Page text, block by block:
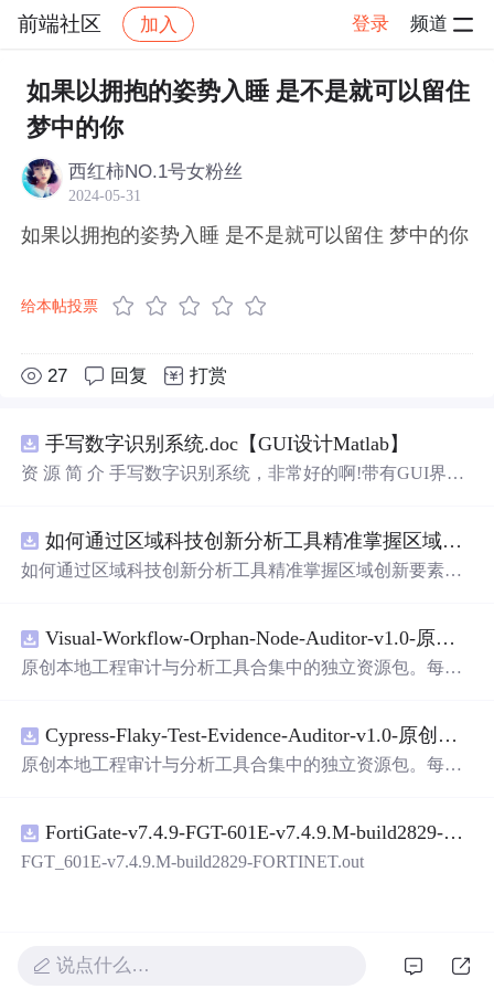
前端社区 加入 登录 频道
社区 前端社区 感慨 帖子详情
如果以拥抱的姿势入睡 是不是就可以留住
梦中的你
西红柿NO.1号女粉丝
2024-05-31
如果以拥抱的姿势入睡 是不是就可以留住 梦中的你
给本帖投票
27 回复 打赏
手写数字识别系统.doc【GUI设计Matlab】
资 源 简 介 手写数字识别系统，非常好的啊!带有GUI界
带有直观的图形用户界面（GUI），非常容易使用。你只
需要将手写数字输入系统，它将立即给出准确的识别结
是一个非常方便和实用的工具，你一定会喜欢它的！
如何通过区域科技创新分析工具精准掌握区域创新要素分布与产业链融合现状？.docx
如何通过区域科技创新分析工具精准掌握区域创新要素分
Visual-Workflow-Orphan-Node-Auditor-v1.0-原创源码与文档.zip
原创本地工程审计与分析工具合集中的独立资源包。每个
README、运行说明、功能清单、MIT License及原创与授
权声明。解压后进入project目录，执行npm test验证算法，
目源码、Logo、官方截图、论文、生产日志或其他受限素
材。适合前端开发、AI应用工程、测试审计和课程实践。
Cypress-Flaky-Test-Evidence-Auditor-v1.0-原创源码与文档.zip
原创本地工程审计与分析工具合集中的独立资源包。每个
README、运行说明、功能清单、MIT License及原创与授
权声明。解压后进入project目录，执行npm test验证算法，
FortiGate-v7.4.9-FGT-601E-v7.4.9.M-build2829-FORTINET.out
FGT_601E-v7.4.9.M-build2829-FORTINET.out
说点什么…